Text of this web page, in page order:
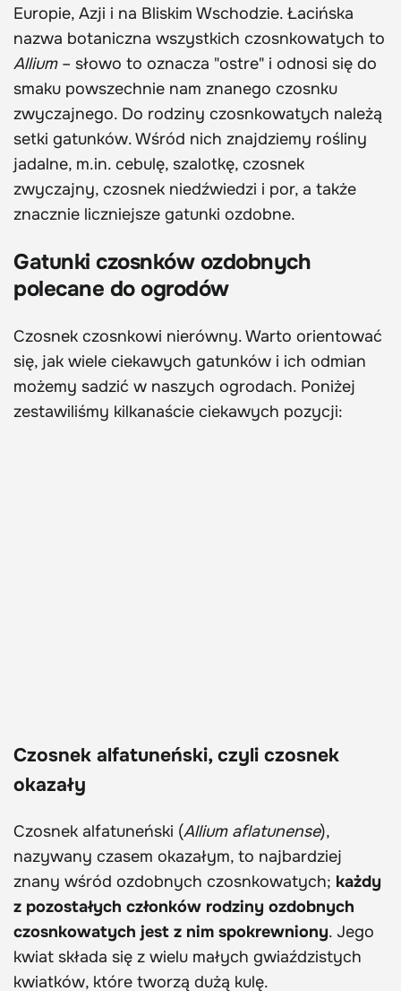
Europie, Azji i na Bliskim Wschodzie. Łacińska
nazwa botaniczna wszystkich czosnkowatych to
Allium– słowo to oznacza "ostre" i odnosi się do
smaku powszechnie nam znanego czosnku
zwyczajnego. Do rodziny czosnkowatych należą
setki gatunków. Wśród nich znajdziemy rośliny
jadalne, m.in. cebulę, szalotkę, czosnek
zwyczajny, czosnek niedźwiedzi i por, a także
znacznie liczniejsze gatunki ozdobne.
Gatunki czosnków ozdobnych
polecane do ogrodów
Czosnek czosnkowi nierówny. Warto orientować
się, jak wiele ciekawych gatunków i ich odmian
możemy sadzić w naszych ogrodach. Poniżej
zestawiliśmy kilkanaście ciekawych pozycji:
Czosnek alfatuneński, czyli czosnek
okazały
Czosnek alfatuneński (Allium aflatunense),
nazywany czasem okazałym, to najbardziej
znany wśród ozdobnych czosnkowatych; każdy
z pozostałych członków rodziny ozdobnych
czosnkowatych jest z nim spokrewniony. Jego
kwiat składa się z wielu małych gwiaździstych
kwiatków, które tworzą dużą kulę.